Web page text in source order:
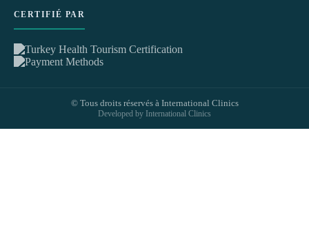
CERTIFIÉ PAR
© Tous droits réservés à International Clinics
Developed by International Clinics